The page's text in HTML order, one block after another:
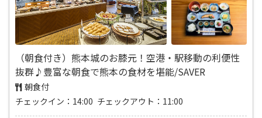
（朝食付き）熊本城のお膝元！空港・駅移動の利便性
抜群♪豊富な朝食で熊本の食材を堪能/SAVER
朝食付
チェックイン：14:00 チェックアウト：11:00